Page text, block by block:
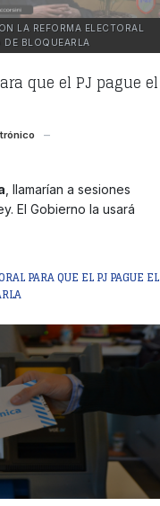
LA REFORMA ELECTORAL
DE BLOQUEARLA
que el PJ pague el
, llamarían a sesiones
El Gobierno la usará
PARA QUE EL PJ PAGUE EL